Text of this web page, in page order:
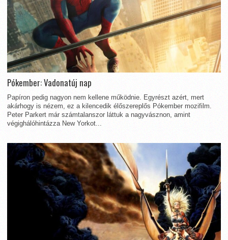
Pókember: Vadonatúj nap
Papíron pedig nagyon nem kellene működnie. Egyrészt azért, mert
akárhogy is nézem, ez a kilencedik élőszereplős Pókember mozifilm.
Peter Parkert már számtalanszor láttuk a nagyvásznon, amint
végighálóhintázza New Yorkot...